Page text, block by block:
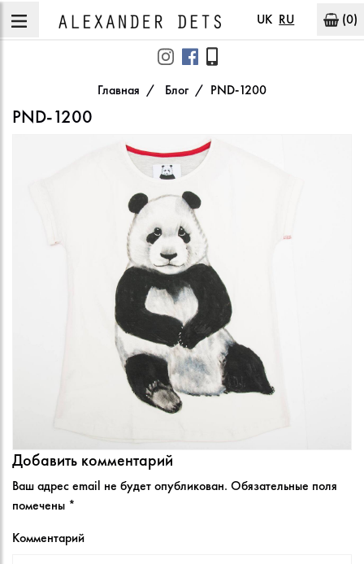
UK RU (0)
Главная Блог PND-1200
PND-1200
Добавить комментарий
Ваш адрес email не будет опубликован. Обязательные поля
помечены *
Комментарий